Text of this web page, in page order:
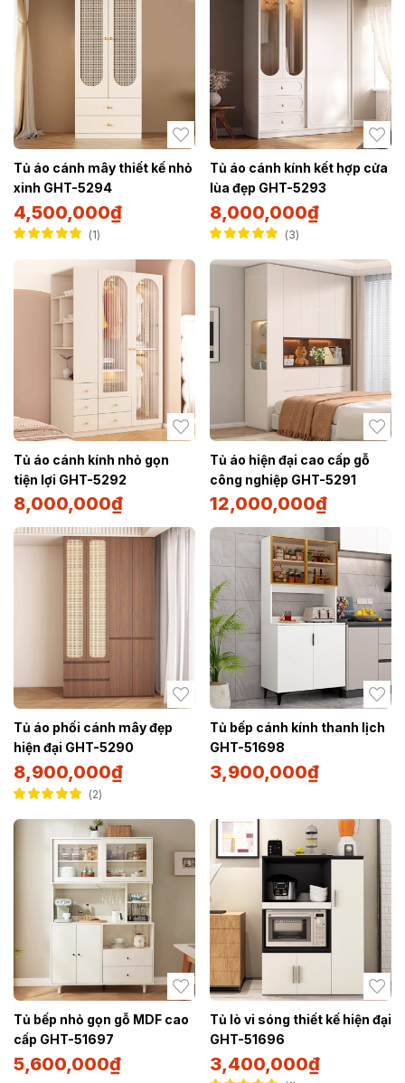
Tủ áo cánh mây thiết kế nhỏ
xinh GHT-5294
4,500,000₫
5 sao
1
Tủ áo cánh kính kết hợp cửa
lùa đẹp GHT-5293
8,000,000₫
5.005 sao
3
Tủ áo cánh kính nhỏ gọn
tiện lợi GHT-5292
8,000,000₫
Tủ áo hiện đại cao cấp gỗ
công nghiệp GHT-5291
12,000,000₫
Tủ áo phối cánh mây đẹp
hiện đại GHT-5290
8,900,000₫
5.005 sao
2
Tủ bếp cánh kính thanh lịch
GHT-51698
3,900,000₫
Tủ bếp nhỏ gọn gỗ MDF cao
cấp GHT-51697
5,600,000₫
Tủ lò vi sóng thiết kế hiện đại
GHT-51696
3,400,000₫